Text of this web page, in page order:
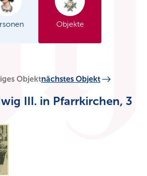
Objekte
Objektnächstes Objekt
III. in Pfarrkirchen, 3